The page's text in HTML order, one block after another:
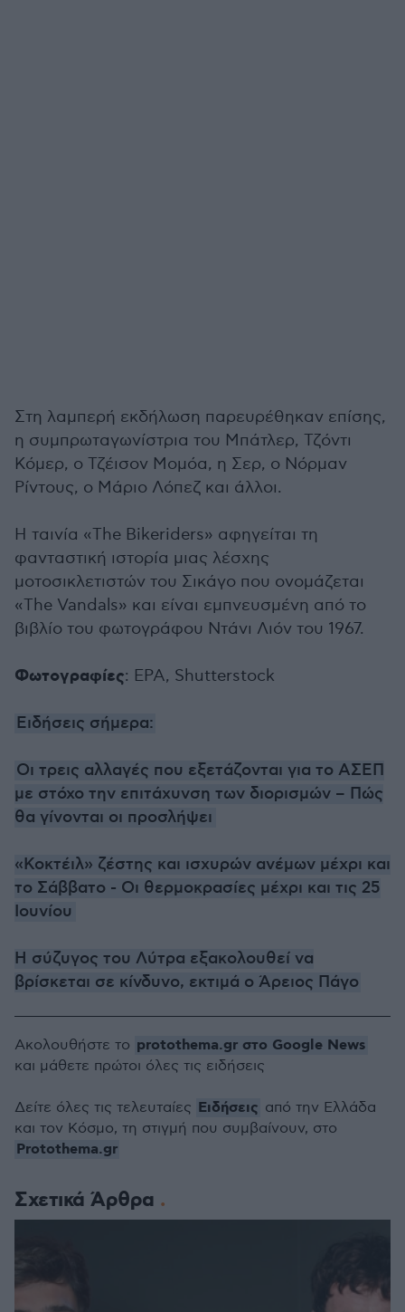
Στη λαμπερή εκδήλωση παρευρέθηκαν επίσης,
η συμπρωταγωνίστρια του Μπάτλερ, Τζόντι
Κόμερ, ο Τζέισον Μομόα, η Σερ, ο Νόρμαν
Ρίντους, ο Μάριο Λόπεζ και άλλοι.
Η ταινία «The Bikeriders» αφηγείται τη
φανταστική ιστορία μιας λέσχης
μοτοσικλετιστών του Σικάγο που ονομάζεται
«The Vandals» και είναι εμπνευσμένη από το
βιβλίο του φωτογράφου Ντάνι Λιόν του 1967.
Φωτογραφίες: EPA, Shutterstock
Ειδήσεις σήμερα:
Οι τρεις αλλαγές που εξετάζονται για το ΑΣΕΠ
με στόχο την επιτάχυνση των διορισμών – Πώς
θα γίνονται οι προσλήψει
«Κοκτέιλ» ζέστης και ισχυρών ανέμων μέχρι και
το Σάββατο - Οι θερμοκρασίες μέχρι και τις 25
Ιουνίου
Η σύζυγος του Λύτρα εξακολουθεί να
βρίσκεται σε κίνδυνο, εκτιμά ο Άρειος Πάγο
Σχετικά Άρθρα
Ακολουθήστε το protothema.gr στο Google News
και μάθετε πρώτοι όλες τις ειδήσεις
Δείτε όλες τις τελευταίες Ειδήσεις από την Ελλάδα
και τον Κόσμο, τη στιγμή που συμβαίνουν, στο
Protothema.gr